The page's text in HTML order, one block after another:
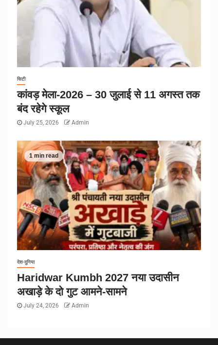
सिटी
कांवड़ मेला-2026 – 30 जुलाई से 11 अगस्त तक
बंद रहेगे स्कूल
July 25, 2026 Admin
1 min read
देश-दुनिया
Haridwar Kumbh 2027 नया उदासीन
अखाड़े के दो गुट आमने-सामने
July 24, 2026 Admin